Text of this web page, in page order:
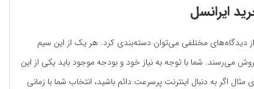
ایرانسل
دیدگاه‌های مختلفی می‌توان دسته‌بندی کرد. هر یک از این سیم
می‌رسند. شما با توجه به نیاز خود و بودجه موجود باید یکی از این
اگر به دنبال اینترنت پرسرعت دائم باشید، انتخاب شما با زمانی